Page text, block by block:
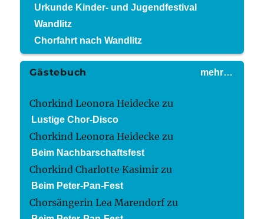
Urkunde Kinder- und Jugendfestival
Wandlitz
Chorfahrt nach Wandlitz
mehr…
Gästebuch
Chorkind Leonora Heidecke zu
Lustige Chor-Disco
Chorkind Leonora Heidecke zu
Beim Nachbarschaftsfest
Chorkind Charlotte Kasimir zu
Beim Peter-Pan-Fest
Chorsängerin Lea Marendorfzu